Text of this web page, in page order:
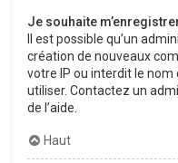
Je souhaite
Il est possible qu’un
création de nouveaux
votre IP ou interdit le nom
utiliser. Contactez un
de l’aide.
Haut